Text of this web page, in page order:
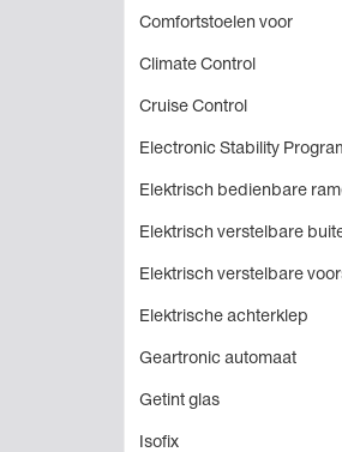
Comfortstoelen voor
Climate Control
Cruise Control
Electronic Stability
Elektrisch bedienbare
Elektrisch verstelbare
Elektrisch verstelbare
Elektrische achterklep
Geartronic automaat
Getint glas
Isofix